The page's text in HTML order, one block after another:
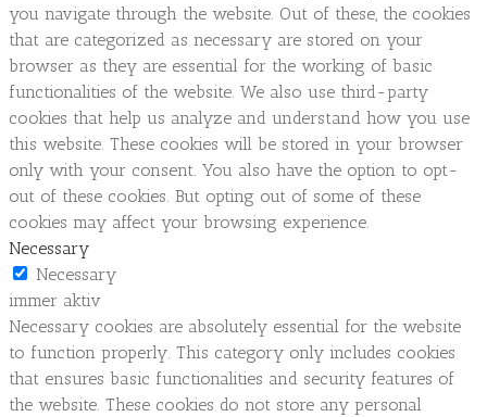
you navigate through the website. Out of these, the cookies
that are categorized as necessary are stored on your
browser as they are essential for the working of basic
functionalities of the website. We also use third-party
cookies that help us analyze and understand how you use
this website. These cookies will be stored in your browser
only with your consent. You also have the option to opt-
out of these cookies. But opting out of some of these
cookies may affect your browsing experience.
Necessary
Necessary
immer aktiv
Necessary cookies are absolutely essential for the website
to function properly. This category only includes cookies
that ensures basic functionalities and security features of
the website. These cookies do not store any personal